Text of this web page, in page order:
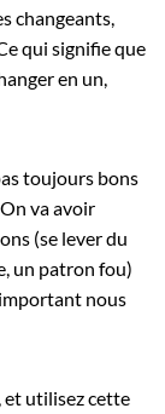
changeants,
qui signifie que
en un,
toujours bons
va avoir
(se lever du
un patron fou)
nous
, et utilisez cette